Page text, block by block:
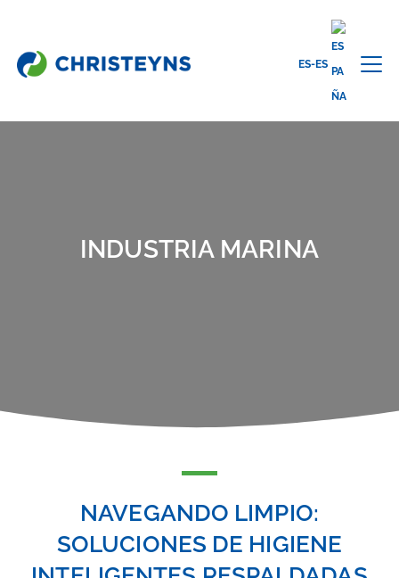
ES-ES
Home
INDUSTRIA MARINA
NAVEGANDO LIMPIO:
SOLUCIONES DE HIGIENE